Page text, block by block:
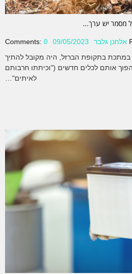
מסמר יש ערך...
אלחנן גלבר 09/05/2023
Comments: 0
בתקופת הברזל, היה מקובל להתיך
אותם לכלים חדשים ("וכיתתו חרבותם
לאיתים"…